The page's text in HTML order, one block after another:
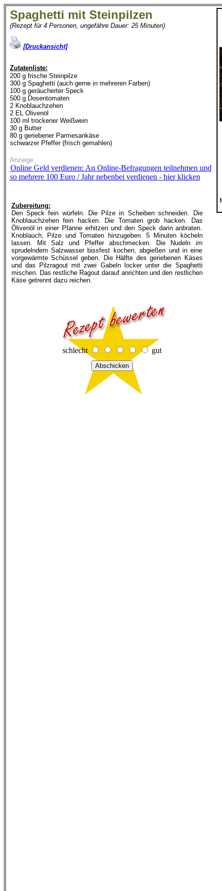
Spaghetti mit Steinpilzen
(Rezept für 4 Personen, ungefähre Dauer: 25 Minuten)
[Druckansicht]
Zutatenliste:
200 g frische Steinpilze
300 g Spaghetti (auch gerne in mehreren Farben)
100 g geräucherter Speck
500 g Dosentomaten
2 Knoblauchzehen
2 EL Olivenöl
100 ml trockener Weißwein
30 g Butter
80 g geriebener Parmesankäse
schwarzer Pfeffer (frisch gemahlen)
Anzeige
Online Geld verdienen: An Online-Befragungen teilnehmen und
so mehrere 100 Euro / Jahr nebenbei verdienen - hier klicken
Zubereitung:
Den Speck fein würfeln. Die Pilze in Scheiben schneiden. Die
Knoblauchzehen fein hacken. Die Tomaten grob hacken. Das
Ölivenöl in einer Pfanne erhitzen und den Speck darin anbraten.
Knoblauch, Pilze und Tomaten hinzugeben. 5 Minuten köcheln
lassen. Mit Salz und Pfeffer abschmecken. Die Nudeln im
sprudelndem Salzwasser bissfest kochen, abgießen und in eine
vorgewärmte Schüssel geben. Die Hälfte des geriebenen Käses
und das Pilzragout mit zwei Gabeln locker unter die Spaghetti
mischen. Das restliche Ragout darauf anrichten und den restlichen
Käse getrennt dazu reichen.
schlecht gut